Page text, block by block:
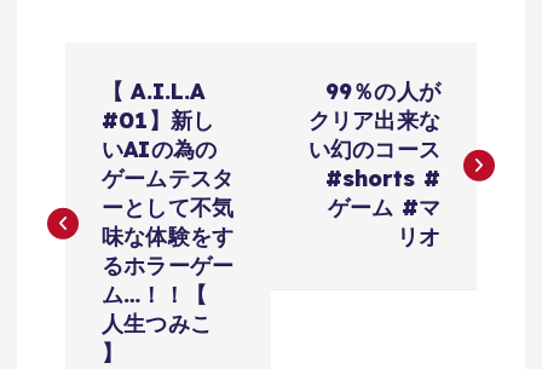
ビ
【 A.I.L.A
#01】新し
いAIの為の
ゲームテスタ
ーとして不気
味な体験をす
るホラーゲー
ム…！！【
人生つみこ
】
99％の人が
クリア出来な
い幻のコース
#shorts #
ゲーム #マ
リオ